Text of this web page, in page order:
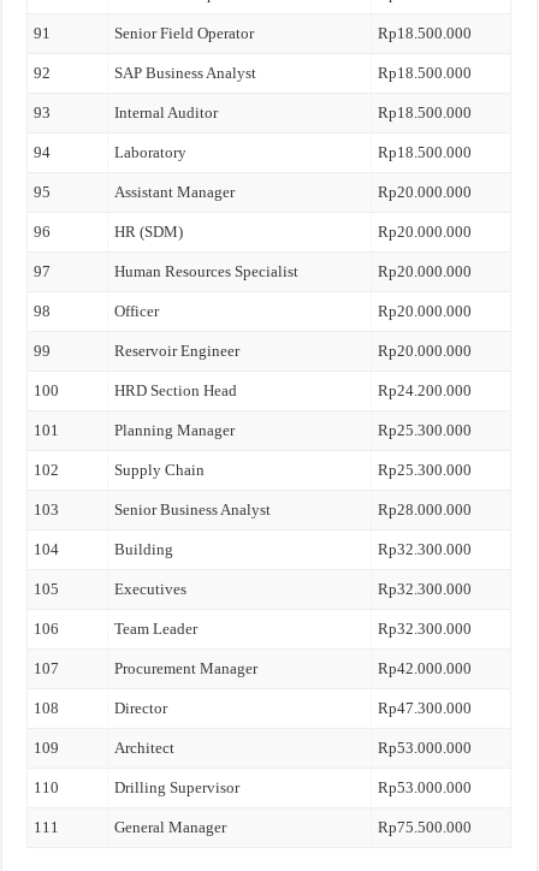
91 Senior Field Operator Rp18.500.000
92 SAP Business Analyst Rp18.500.000
93 Internal Auditor Rp18.500.000
94 Laboratory Rp18.500.000
95 Assistant Manager Rp20.000.000
96 HR (SDM) Rp20.000.000
97 Human Resources Specialist Rp20.000.000
98 Officer Rp20.000.000
99 Reservoir Engineer Rp20.000.000
100 HRD Section Head Rp24.200.000
101 Planning Manager Rp25.300.000
102 Supply Chain Rp25.300.000
103 Senior Business Analyst Rp28.000.000
104 Building Rp32.300.000
105 Executives Rp32.300.000
106 Team Leader Rp32.300.000
107 Procurement Manager Rp42.000.000
108 Director Rp47.300.000
109 Architect Rp53.000.000
110 Drilling Supervisor Rp53.000.000
111 General Manager Rp75.500.000